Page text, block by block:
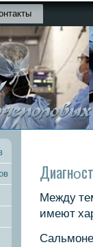
Между
имеют